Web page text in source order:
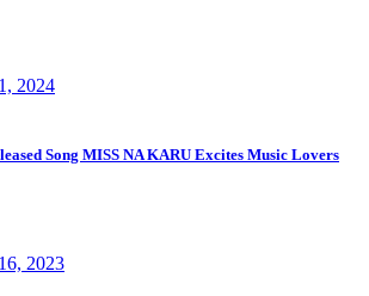
2024
Song MISS NA KARU Excites Music Lovers
2023